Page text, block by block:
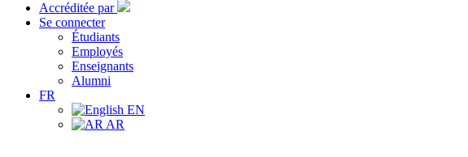
Accréditée par
Se connecter
Étudiants
Employés
Enseignants
Alumni
FR
EN
AR